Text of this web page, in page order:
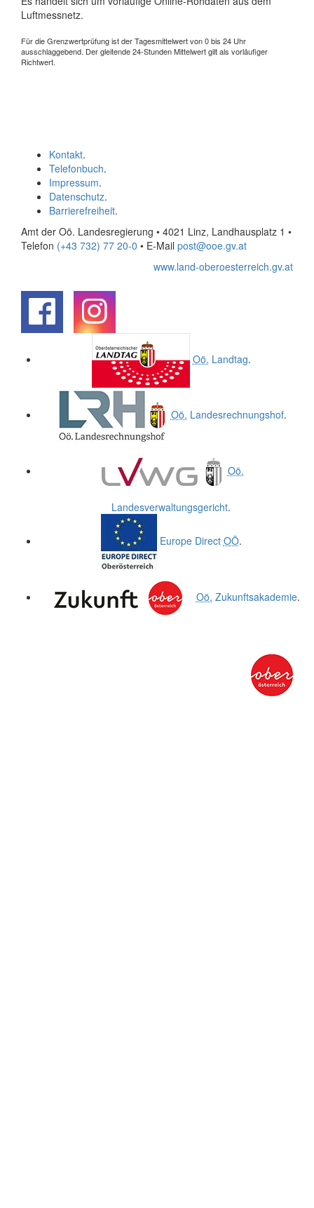
Luftmessnetz.
Für die Grenzwertprüfung ist der Tagesmittelwert von 0 bis 24 Uhr
ausschlaggebend. Der gleitende 24-Stunden Mittelwert gilt als vorläufiger
Richtwert.
Kontakt.
Telefonbuch.
Impressum.
Datenschutz.
Barrierefreiheit.
Amt der Oö. Landesregierung • 4021 Linz, Landhausplatz 1 •
Telefon (+43 732) 77 20-0 • E-Mail post@ooe.gv.at
www.land-oberoesterreich.gv.at
Oö. Landtag.
Oö. Landesrechnungshof.
Oö.
Landesverwaltungsgericht.
Europe Direct OÖ.
Oö. Zukunftsakademie.